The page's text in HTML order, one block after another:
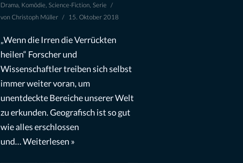
Drama, Komödie Science-Fiction, Serie
vonChristoph Müller 15. Oktober 2018
„Wenn die Irren die Verrückten
heilen“ Forscher und
Wissenschaftler treiben sich selbst
immer weiter voran, um
unentdeckte Bereiche unserer Welt
zu erkunden. Geografisch ist so gut
wie alles erschlossen
und…Weiterlesen »